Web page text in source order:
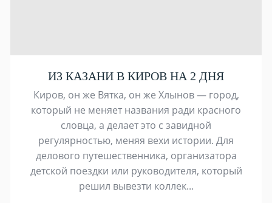
ИЗ КАЗАНИ В КИРОВ НА 2 ДНЯ
Киров, он же Вятка, он же Хлынов — город,
который не меняет названия ради красного
словца, а делает это с завидной
регулярностью, меняя вехи истории. Для
делового путешественника, организатора
детской поездки или руководителя, который
решил вывезти коллек...